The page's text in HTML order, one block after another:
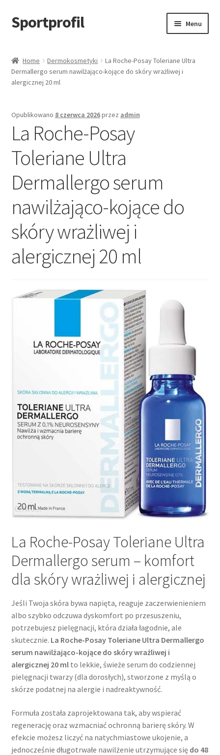
Przejdź
do
Przejdź
do
Sportprofil Menu
Blog
Home Dermokosmetyki
La Roche-Posay Toleriane Ultra
Dermallergo serum nawilżająco-kojące do skóry wrażliwej i
alergicznej 20 ml
Opublikowano 8 czerwca 2026przez admin
La Roche-Posay
Toleriane Ultra
Dermallergo serum
nawilżająco-kojące do
skóry wrażliwej i
alergicznej 20 ml
La Roche-Posay Toleriane Ultra
Dermallergo serum – komfort
dla skóry wrażliwej i alergicznej
Jeśli Twoja skóra bywa napięta, reaguje zaczerwienieniem
albo szybko odczuwa dyskomfort po przesuszeniu,
potrzebujesz pielęgnacji, która działa łagodnie, ale
skutecznie. La Roche-Posay Toleriane Ultra Dermallergo
serum nawilżająco-kojące do skóry wrażliwej i
alergicznej 20 mlto lekkie, świeże serum do codziennej
pielęgnacji twarzy (dla dorosłych), stworzone z myślą o
skórze podatnej na alergie i nadreaktywność.
Formuła została zaprojektowana tak, aby wspierać
regenerację oraz wzmacniać ochronną barierę skóry. W
efekcie możesz liczyć na natychmiastowe ukojenie, a
jednocześnie długotrwałe nawilżenie utrzymujące się do 48